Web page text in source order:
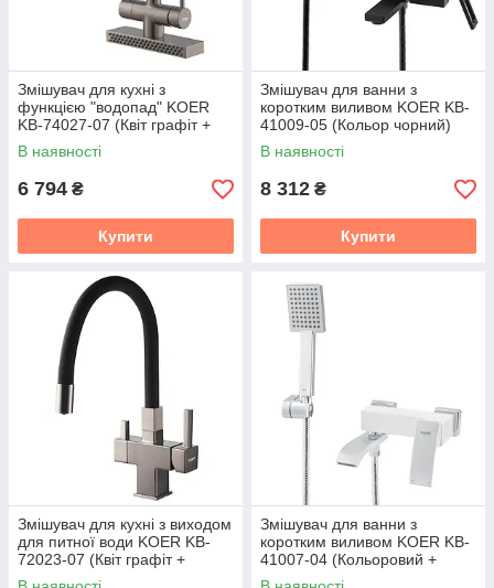
Змішувач для кухні з
функцією "водопад" KOER
KB-74027-07 (Квіт графіт +
силіконовий вилив чорний)
(KR5203)
В наявності
6 794 ₴
Купити
Змішувач для ванни з
коротким виливом KOER KB-
41009-05 (Кольор чорний)
(KR3503)
В наявності
8 312 ₴
Купити
Змішувач для кухні з виходом
для питної води KOER KB-
72023-07 (Квіт графіт +
силіконовий вилив чорний)
Змішувач для ванни з
коротким виливом KOER KB-
41007-04 (Кольоровий +
білий) (KR5157)